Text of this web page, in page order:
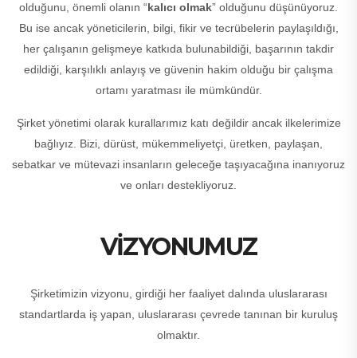
olduğunu, önemli olanın “kalıcı olmak” olduğunu düşünüyoruz.
Bu ise ancak yöneticilerin, bilgi, fikir ve tecrübelerin paylaşıldığı,
her çalışanın gelişmeye katkıda bulunabildiği, başarının takdir
edildiği, karşılıklı anlayış ve güvenin hakim olduğu bir çalışma
ortamı yaratması ile mümkündür.
Şirket yönetimi olarak kurallarımız katı değildir ancak ilkelerimize
bağlıyız. Bizi, dürüst, mükemmeliyetçi, üretken, paylaşan,
sebatkar ve mütevazi insanların geleceğe taşıyacağına inanıyoruz
ve onları destekliyoruz.
VİZYONUMUZ
Şirketimizin vizyonu, girdiği her faaliyet dalında uluslararası
standartlarda iş yapan, uluslararası çevrede tanınan bir kuruluş
olmaktır.